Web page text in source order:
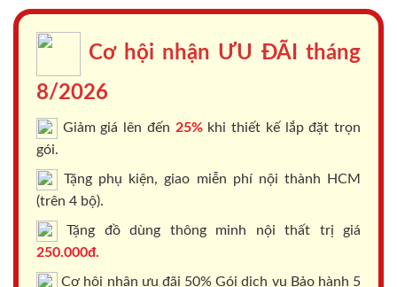
Cơ hội nhận ƯU ĐÃI tháng
8/2026
Giảm giá lên đến 25%khi thiết kế lắp đặt trọn
gói.
Tặng phụ kiện, giao miễn phí nội thành HCM
(trên 4 bộ).
Tặng đồ dùng thông minh nội thất trị giá
250.000đ.
Cơ hội nhận ưu đãi 50% Gói dịch vụ Bảo hành 5